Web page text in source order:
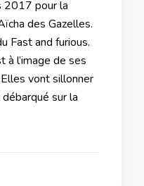
2017 pour la
des Gazelles.
Fast and furious.
à l’image de ses
vont sillonner
sur la